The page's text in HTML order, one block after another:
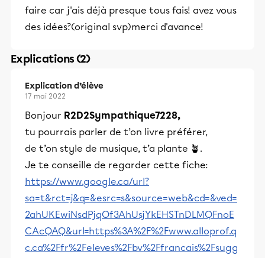
faire car j'ais déjà presque tous fais! avez vous
des idées?(original svp)merci d'avance!
Explications (2)
Explication d’élève
17 mai 2022
Bonjour R2D2Sympathique7228,
tu pourrais parler de t’on livre préférer,
de t’on style de musique, t’a plante 🪴.
Je te conseille de regarder cette fiche:
https://www.google.ca/url?
sa=t&rct=j&q=&esrc=s&source=web&cd=&ved=
2ahUKEwiNsdPjqOf3AhUsjYkEHSTnDLMQFnoE
CAcQAQ&url=https%3A%2F%2Fwww.alloprof.q
c.ca%2Ffr%2Feleves%2Fbv%2Ffrancais%2Fsugg